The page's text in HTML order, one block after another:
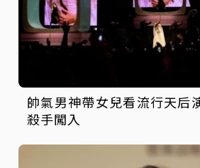
帥氣男神帶女兒看流行天后
殺手闖入